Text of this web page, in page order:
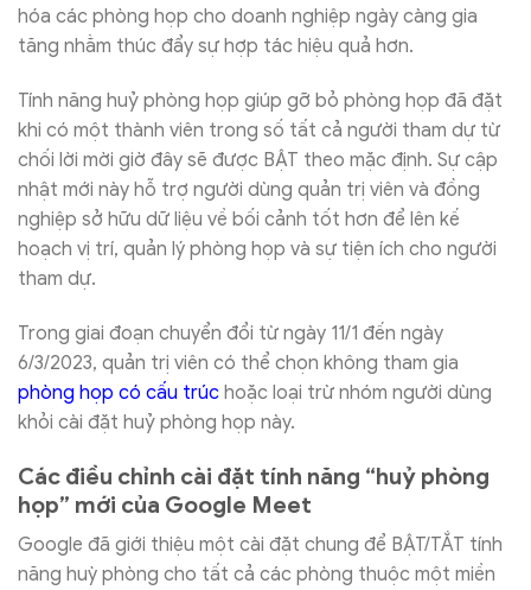
hóa các phòng họp cho doanh nghiệp ngày càng gia
tăng nhằm thúc đẩy sự hợp tác hiệu quả hơn.
Tính năng huỷ phòng họp giúp gỡ bỏ phòng họp đã đặt
khi có một thành viên trong số tất cả người tham dự từ
chối lời mời giờ đây sẽ được BẬT theo mặc định. Sự cập
nhật mới này hỗ trợ người dùng quản trị viên và đồng
nghiệp sở hữu dữ liệu về bối cảnh tốt hơn để lên kế
hoạch vị trí, quản lý phòng họp và sự tiện ích cho người
tham dự.
Trong giai đoạn chuyển đổi từ ngày 11/1 đến ngày
6/3/2023, quản trị viên có thể chọn không tham gia
phòng họp có cấu trúc hoặc loại trừ nhóm người dùng
khỏi cài đặt huỷ phòng họp này.
Các điều chỉnh cài đặt tính năng “huỷ phòng
họp” mới của Google Meet
Google đã giới thiệu một cài đặt chung để BẬT/TẮT tính
năng huỳ phòng cho tất cả các phòng thuộc một miền